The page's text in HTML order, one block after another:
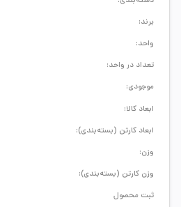
ابعاد کالا:
ابعاد کارتن (بسته‌بندی):
وزن:
وزن کارتن (بسته‌بندی):
ثبت محصول
برند:
واحد:
تعداد در واحد:
موجودی: